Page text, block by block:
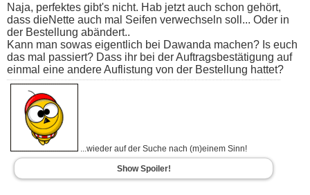
Naja, perfektes gibt's nicht. Hab jetzt auch schon gehört,
dass dieNette auch mal Seifen verwechseln soll... Oder in
der Bestellung abändert..
Kann man sowas eigentlich bei Dawanda machen? Is euch
das mal passiert? Dass ihr bei der Auftragsbestätigung auf
einmal eine andere Auflistung von der Bestellung hattet?
...wieder auf der Suche nach (m)einem Sinn!
Show Spoiler!